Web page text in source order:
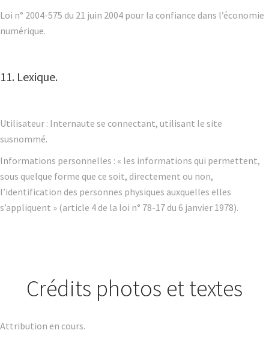
Loi n° 2004-575 du 21 juin 2004 pour la confiance dans l’économie
numérique.
11. Lexique.
Utilisateur : Internaute se connectant, utilisant le site
susnommé.
Informations personnelles : « les informations qui permettent,
sous quelque forme que ce soit, directement ou non,
l’identification des personnes physiques auxquelles elles
s’appliquent » (article 4 de la loi n° 78-17 du 6 janvier 1978).
Crédits photos et textes
Attribution en cours.